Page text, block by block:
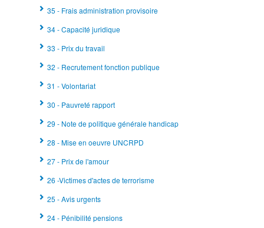
35 - Frais administration provisoire
34 - Capacité juridique
33 - Prix du travail
32 - Recrutement fonction publique
31 - Volontariat
30 - Pauvreté rapport
29 - Note de politique générale handicap
28 - Mise en oeuvre UNCRPD
27 - Prix de l'amour
26 -Victimes d'actes de terrorisme
25 - Avis urgents
24 - Pénibilité pensions